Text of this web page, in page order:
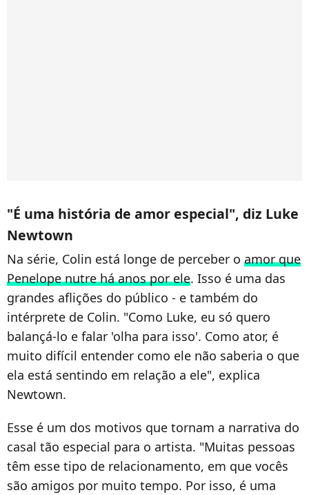
"É uma história de amor especial", diz Luke
Newtown
Na série, Colin está longe de perceber o amor que
Penelope nutre há anos por ele. Isso é uma das
grandes aflições do público - e também do
intérprete de Colin. "Como Luke, eu só quero
balançá-lo e falar 'olha para isso'. Como ator, é
muito difícil entender como ele não saberia o que
ela está sentindo em relação a ele", explica
Newtown.
Esse é um dos motivos que tornam a narrativa do
casal tão especial para o artista. "Muitas pessoas
têm esse tipo de relacionamento, em que vocês
são amigos por muito tempo. Por isso, é uma